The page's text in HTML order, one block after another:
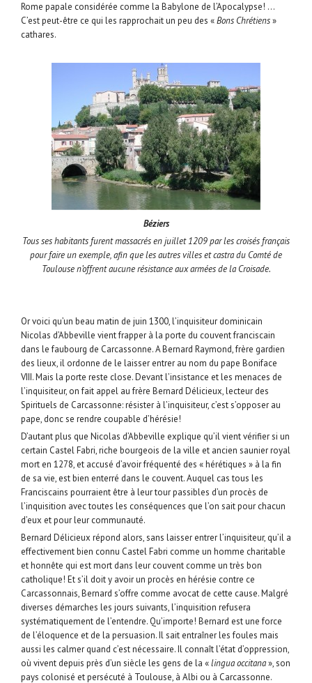
Rome papale considérée comme la Babylone de l’Apocalypse! …
C’est peut-être ce qui les rapprochait un peu des «Bons Chrétiens»
cathares.
Béziers
Tous ses habitants furent massacrés en juillet 1209 par les croisés français
pour faire un exemple, afin que les autres villes et castra du Comté de
Toulouse n’offrent aucune résistance aux armées de la Croisade.
Or voici qu’un beau matin de juin 1300, l’inquisiteur dominicain
Nicolas d’Abbeville vient frapper à la porte du couvent franciscain
dans le faubourg de Carcassonne. A Bernard Raymond, frère gardien
des lieux, il ordonne de le laisser entrer au nom du pape Boniface
VIII. Mais la porte reste close. Devant l’insistance et les menaces de
l’inquisiteur, on fait appel au frère Bernard Délicieux, lecteur des
Spirituels de Carcassonne: résister à l’inquisiteur, c’est s’opposer au
pape, donc se rendre coupable d’hérésie!
D’autant plus que Nicolas d’Abbeville explique qu’il vient vérifier si un
certain Castel Fabri, riche bourgeois de la ville et ancien saunier royal
mort en 1278, et accusé d’avoir fréquenté des « hérétiques » à la fin
de sa vie, est bien enterré dans le couvent. Auquel cas tous les
Franciscains pourraient être à leur tour passibles d’un procès de
l’inquisition avec toutes les conséquences que l’on sait pour chacun
d’eux et pour leur communauté.
Bernard Délicieux répond alors, sans laisser entrer l’inquisiteur, qu’il a
effectivement bien connu Castel Fabri comme un homme charitable
et honnête qui est mort dans leur couvent comme un très bon
catholique! Et s’il doit y avoir un procès en hérésie contre ce
Carcassonnais, Bernard s’offre comme avocat de cette cause. Malgré
diverses démarches les jours suivants, l’inquisition refusera
systématiquement de l’entendre. Qu’importe! Bernard est une force
de l’éloquence et de la persuasion. Il sait entraîner les foules mais
aussi les calmer quand c’est nécessaire. Il connaît l’état d’oppression,
où vivent depuis près d’un siècle les gens de la «lingua occitana», son
pays colonisé et persécuté à Toulouse, à Albi ou à Carcassonne.